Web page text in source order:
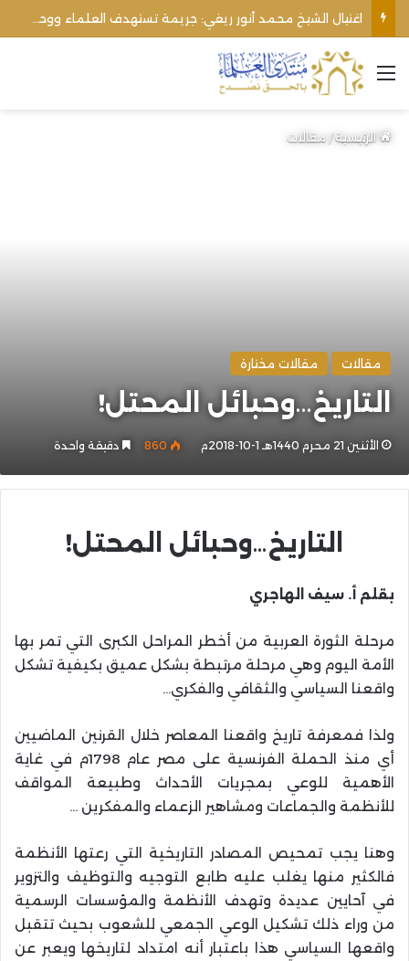
القائمة
الرئيسية/مقالات
مقالات مقالات مختارة
التاريخ…وحبائل المحتل!
الأثنين 21 محرم 1440هـ 1-10-2018م 860 دقيقة واحدة
التاريخ…وحبائل المحتل!
بقلم أ. سيف الهاجري
مرحلة الثورة العربية من أخطر المراحل الكبرى التي تمر بها
الأمة اليوم وهي مرحلة مرتبطة بشكل عميق بكيفية تشكل
واقعنا السياسي والثقافي والفكري…
ولذا فمعرفة تاريخ واقعنا المعاصر خلال القرنين الماضيين
أي منذ الحملة الفرنسية على مصر عام 1798م في غاية
الأهمية للوعي بمجريات الأحداث وطبيعة المواقف
للأنظمة والجماعات ومشاهير الزعماء والمفكرين …
وهنا يجب تمحيص المصادر التاريخية التي رعتها الأنظمة
فالكثير منها يغلب عليه طابع التوجيه والتوظيف والتزوير
في آحايين عديدة وتهدف الأنظمة والمؤسسات الرسمية
من وراء ذلك تشكيل الوعي الجمعي للشعوب بحيث تتقبل
واقعها السياسي هذا باعتبار أنه امتداد لتاريخها ويعبر عن